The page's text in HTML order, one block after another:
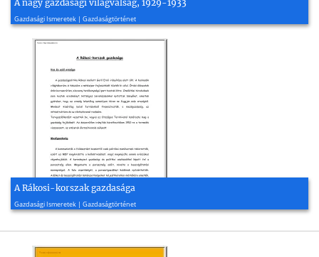
A nagy gazdasági világválság, 1929-1933
Gazdasági Ismeretek | Gazdaságtörténet
2007, 5 oldal
A Rákosi-korszak gazdasága
Gazdasági Ismeretek | Gazdaságtörténet
2007, 2 oldal